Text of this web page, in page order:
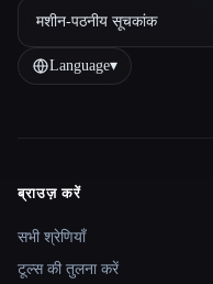
मशीन-पठनीय सूचकांक
Language▾
Site navigation
ब्राउज़ करें
सभी श्रेणियाँ
टूल्स की तुलना करें